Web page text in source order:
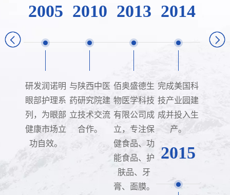
2005
研发润诺明
眼部护理系
列，为眼部
健康市场立
功自效。
2010
与陕西中医
药研究院建
立技术交流
合作。
2013
佰奥盛德生
物医学科技
有限公司成
立，专注保
健食品、功
能食品、护
肤品、牙
膏、面膜。
2014
完成美国科
技产业园建
成并投入生
产。
2015